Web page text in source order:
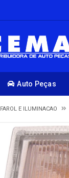
Auto Peças
FAROL E ILUMINACAO